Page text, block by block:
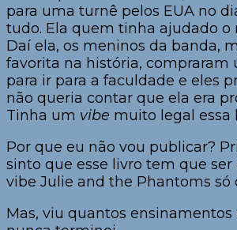
para uma turnê pelos EUA no
tudo. Ela quem tinha ajudado
Daí ela, os meninos da banda,
favorita na história, compraram
para ir para a faculdade e eles
não queria contar que ela era
Tinha um vibe muito legal essa
Por que eu não vou publicar?
sinto que esse livro tem que
vibe Julie and the Phantoms só
Mas, viu quantos